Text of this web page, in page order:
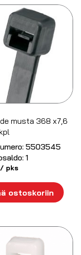
musta 368 x7,6
5503545
1
/ pks
ostoskoriin